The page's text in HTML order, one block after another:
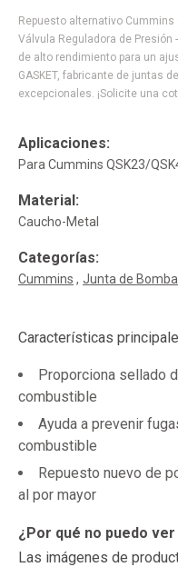
Repuesto alternativo Cummins
Válvula Reguladora de
de alto rendimiento para un
GASKET, fabricante de juntas
excepcionales. ¡Solicite una
Aplicaciones:
Para Cummins QSK23/
Material:
Caucho-Metal
Categorías:
Cummins Junta de
Características
Proporciona sellado
combustible
Ayuda a prevenir
combustible
Repuesto nuevo de
al por mayor
¿Por qué no puedo
Las imágenes de